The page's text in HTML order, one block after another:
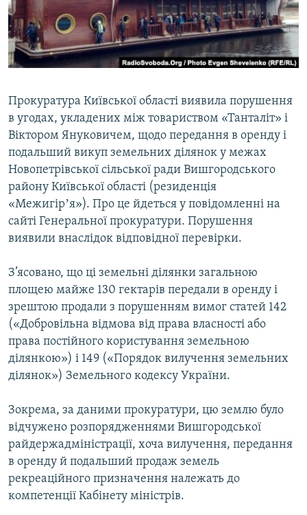
ВІДЕОУРОКИ «ELIFBE»
СВІДЧЕННЯ ОКУПАЦІЇ
УКРАЇНСЬКА ПРОБЛЕМА КРИМУ
Русский
Qırımtatar
Усі сайти RFE/RL
Прокуратура Київської області виявила порушення
в угодах, укладених між товариством «Танталіт» і
Віктором Януковичем, щодо передання в оренду і
подальший викуп земельних ділянок у межах
Новопетрівської сільської ради Вишгородського
району Київської області (резиденція
«Межигірʼя»). Про це йдеться у повідомленні на
сайті Генеральної прокуратури. Порушення
виявили внаслідок відповідної перевірки.
З’ясовано, що ці земельні ділянки загальною
площею майже 130 гектарів передали в оренду і
зрештою продали з порушенням вимог статей 142
(«Добровільна відмова від права власності або
права постійного користування земельною
ділянкою») і 149 («Порядок вилучення земельних
ділянок») Земельного кодексу України.
Зокрема, за даними прокуратури, цю землю було
відчужено розпорядженнями Вишгородської
райдержадміністрації, хоча вилучення, передання
в оренду й подальший продаж земель
рекреаційного призначення належать до
компетенції Кабінету міністрів.